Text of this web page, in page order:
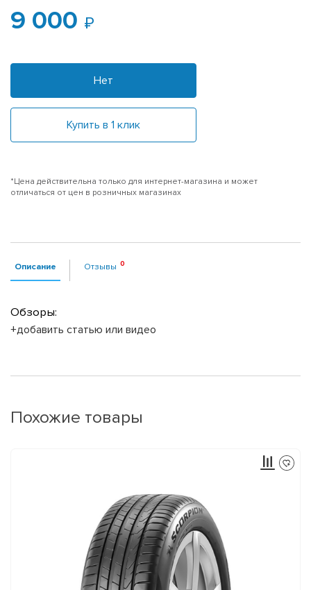
9 000
Нет
Купить в 1 клик
*Цена действительна только для интернет-магазина и может
отличаться от цен в розничных магазинах
Описание Отзывы
Обзоры:
+добавить статью или видео
Похожие товары